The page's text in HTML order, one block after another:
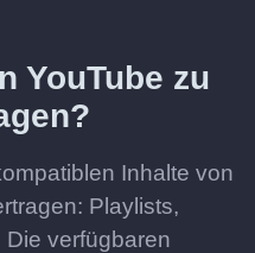
YouTube zu
Inhalte von
Playlists,
Die verfügbaren